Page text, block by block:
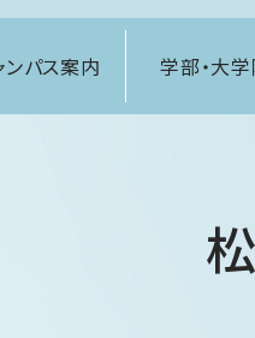
ンパス案内 学部・大